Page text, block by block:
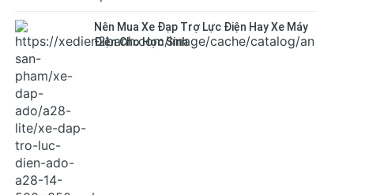
Nên Mua Xe Đạp Trợ Lực Điện Hay Xe Máy
Điện Cho Học Sinh